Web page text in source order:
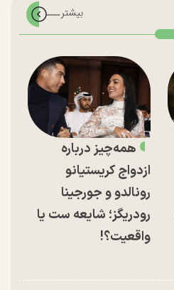
همه‌چیز درباره
ازدواج کریستیانو
رونالدو و جورجینا
رودریگز؛ شایعه ست یا
واقعیت؟!